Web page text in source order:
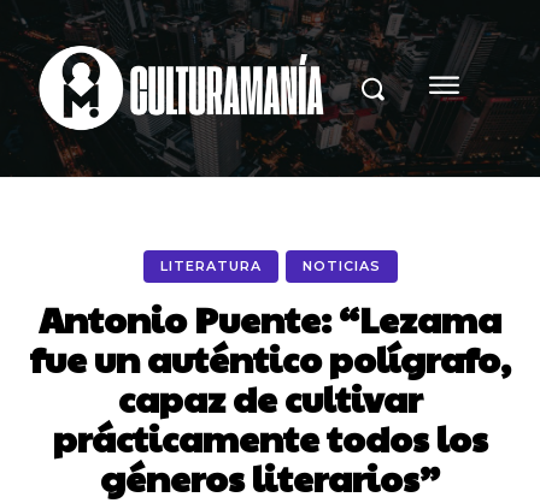
LITERATURA NOTICIAS
Antonio Puente: “Lezama
fue un auténtico polígrafo,
capaz de cultivar
prácticamente todos los
géneros literarios”